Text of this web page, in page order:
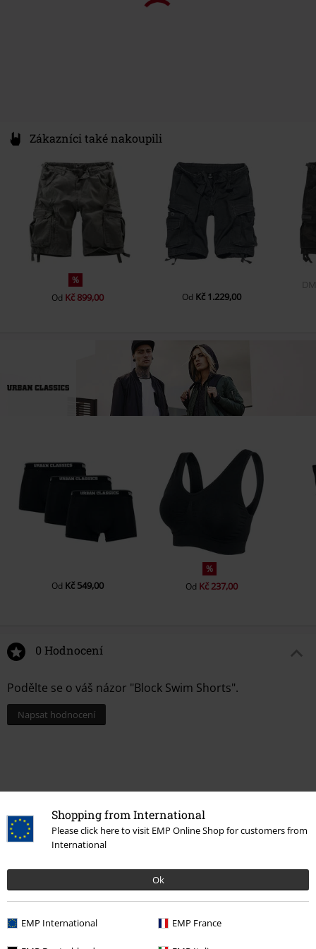
Shopping from International
Please click here to visit EMP Online Shop for customers from
International
Ok
EMP International EMP France
Zákazníci také nakoupili
%
Od Kč 899,00 Od Kč 1.229,00
Od Kč 549,00
%
Od Kč 237,00
0 Hodnocení
Podělte se o váš názor "Block Swim Shorts".
Napsat hodnocení
Naposledy navštívené